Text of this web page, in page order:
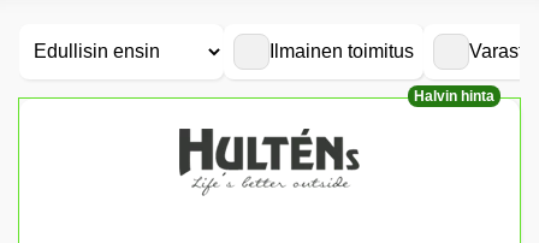
Ilmainen toimitus
Halvin hinta